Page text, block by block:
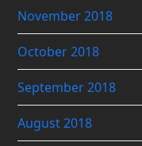
November 2018
October 2018
September 2018
August 2018